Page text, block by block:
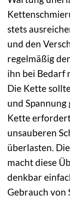
stets
und den
regelmäßig
ihn bei Bedarf
Die Kette
und
Kette
unsauberen
überlasten.
macht diese
denkbar
Gebrauch von